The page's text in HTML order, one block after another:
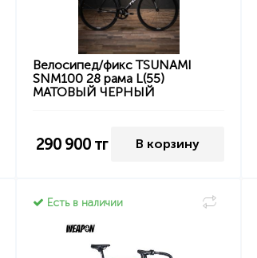
Велосипед/фикс TSUNAMI
SNM100 28 рама L(55)
МАТОВЫЙ ЧЕРНЫЙ
290 900 тг В корзину
Есть в наличии